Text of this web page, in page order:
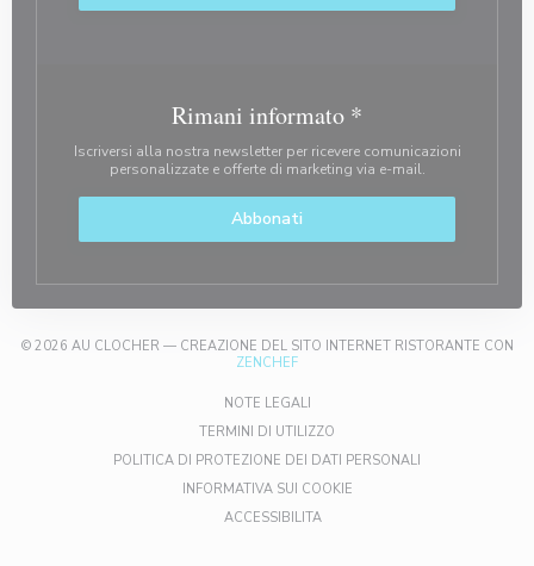
Rimani informato *
Iscriversi alla nostra newsletter per ricevere comunicazioni
personalizzate e offerte di marketing via e-mail.
Abbonati
© 2026 AU CLOCHER — CREAZIONE DEL SITO INTERNET RISTORANTE CON
ZENCHEF((APRE UNA NUOVA FINESTRA))
NOTE LEGALI((APRE UNA NUOVA FINESTRA))
TERMINI DI UTILIZZO
POLITICA DI PROTEZIONE DEI DATI PERSONALI
INFORMATIVA SUI COOKIE((APRE UNA NUOVA
ACCESSIBILITA((APRE UNA NUOVA FINESTRA))